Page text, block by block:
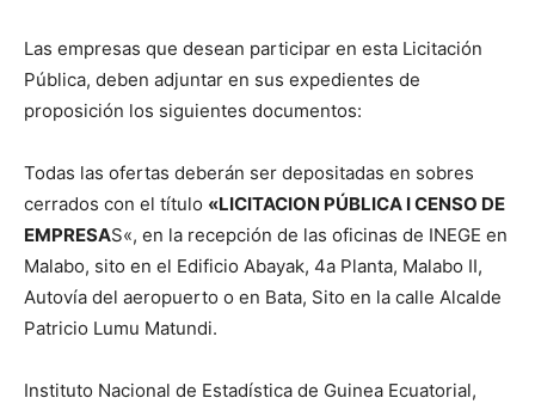
Las empresas que desean participar en esta Licitación
Pública, deben adjuntar en sus expedientes de
proposición los siguientes documentos:
Todas las ofertas deberán ser depositadas en sobres
cerrados con el título «LICITACION PÚBLICA ICENSO DE
EMPRESAS«, en la recepción de las oficinas de INEGE en
Malabo, sito en el Edificio Abayak, 4a Planta, Malabo II,
Autovía del aeropuerto o en Bata, Sito en la calle Alcalde
Patricio Lumu Matundi.
Instituto Nacional de Estadística de Guinea Ecuatorial,